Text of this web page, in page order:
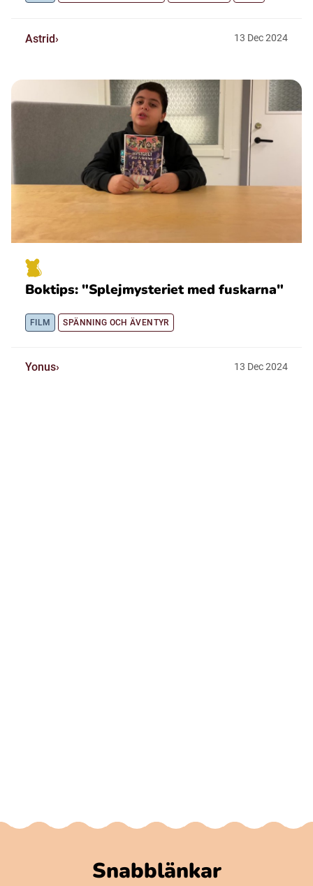
Astrid 13 Dec2024
Boktips: "Splejmysteriet med fuskarna"
FILM SPÄNNING OCH ÄVENTYR
Yonus 13 Dec2024
Snabblänkar